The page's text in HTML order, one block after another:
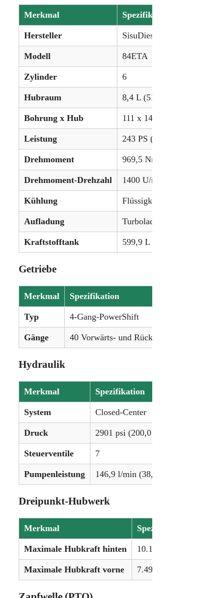
Merkmal Spezifikation
Hersteller SisuDiesel
Modell 84ETA
Zylinder 6
Hubraum 8,4 L (512,6 ci)
Bohrung x Hub 111 x 145 mm
Leistung 243 PS (181,2 kW)
Drehmoment 969,5 Nm
Drehmoment-Drehzahl 1400 U/min
Kühlung Flüssigkeitsgekühlt
Aufladung Turbolader mit
Kraftstofftank 599,9 L (158,5 Gallonen)
Getriebe
Merkmal Spezifikation
Typ 4-Gang-PowerShift
Gänge 40 Vorwärts- und Rückwärtsgänge
Hydraulik
Merkmal Spezifikation
System Closed-Center
Druck 2901 psi (200,0 bar)
Steuerventile 7
Pumpenleistung 146,9 l/min (38,8 gpm)
Dreipunkt-Hubwerk
Merkmal Spezifikation
Maximale Hubkraft hinten 10.196 kg (22.480 lbs)
Maximale Hubkraft vorne 7.493 kg (16.520 lbs)